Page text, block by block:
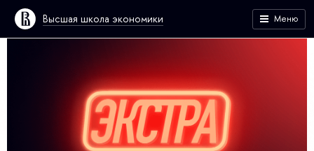
Высшая школа экономики Меню